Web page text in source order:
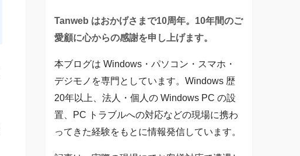
Tanweb はおかげさまで10周年。10年間のご
愛顧に心からの感謝を申し上げます。
本ブログは Windows・パソコン・スマホ・
デジモノを専門としています。Windows 歴
20年以上、法人・個人の Windows PC の設
置、PC トラブルへの対応などの現場に携わ
ってきた経験をもとに情報発信しています。